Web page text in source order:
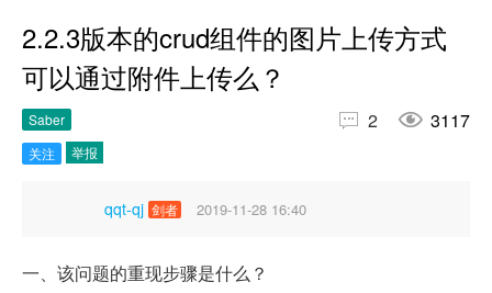
2.2.3版本的crud组件的图片上传方式
可以通过附件上传么？
Saber
关注
举报
 2  3117
qqt-qj 剑者 2019-11-28 16:40
一、该问题的重现步骤是什么？